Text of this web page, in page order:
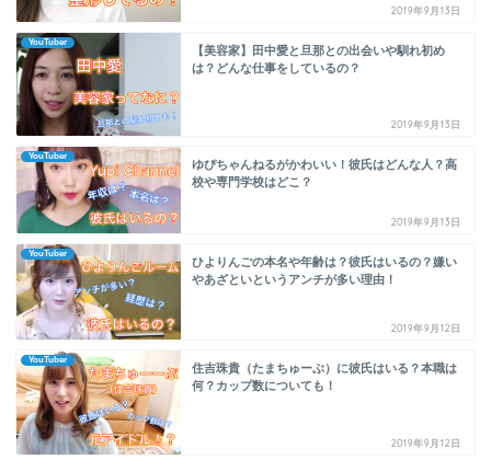
2019年9月13日
YouTuber
【美容家】田中愛と旦那との出会いや馴れ初め
は？どんな仕事をしているの？
2019年9月13日
YouTuber
ゆぴちゃんねるがかわいい！彼氏はどんな人？高
校や専門学校はどこ？
2019年9月13日
YouTuber
ひよりんごの本名や年齢は？彼氏はいるの？嫌い
やあざといというアンチが多い理由！
2019年9月12日
YouTuber
住吉珠貴（たまちゅーぶ）に彼氏はいる？本職は
何？カップ数についても！
2019年9月12日